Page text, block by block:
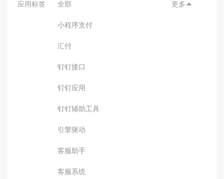
应用标签 全部
小程序支付
汇付
钉钉接口
钉钉应用
钉钉辅助工具
引擎驱动
客服助手
客服系统
更多 